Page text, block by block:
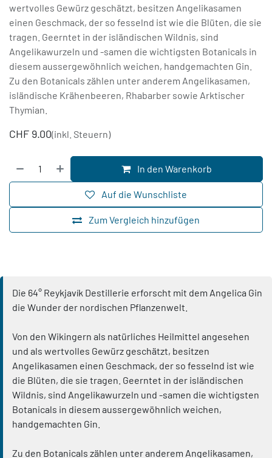
wertvolles Gewürz geschätzt, besitzen Angelikasamen
einen Geschmack, der so fesselnd ist wie die Blüten, die sie
tragen. Geerntet in der isländischen Wildnis, sind
Angelikawurzeln und -samen die wichtigsten Botanicals in
diesem aussergewöhnlich weichen, handgemachten Gin.
Zu den Botanicals zählen unter anderem Angelikasamen,
isländische Krähenbeeren, Rhabarber sowie Arktischer
Thymian.
CHF 9.00(inkl. Steuern)
In den Warenkorb
Zum Vergleich hinzufügen
Auf die Wunschliste
Die 64° Reykjavík Destillerie erforscht mit dem Angelica Gin
die Wunder der nordischen Pflanzenwelt.
Von den Wikingern als natürliches Heilmittel angesehen
und als wertvolles Gewürz geschätzt, besitzen
Angelikasamen einen Geschmack, der so fesselnd ist wie
die Blüten, die sie tragen. Geerntet in der isländischen
Wildnis, sind Angelikawurzeln und -samen die wichtigsten
Botanicals in diesem aussergewöhnlich weichen,
handgemachten Gin.
Zu den Botanicals zählen unter anderem Angelikasamen,